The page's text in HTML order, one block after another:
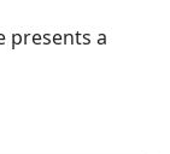
presents a